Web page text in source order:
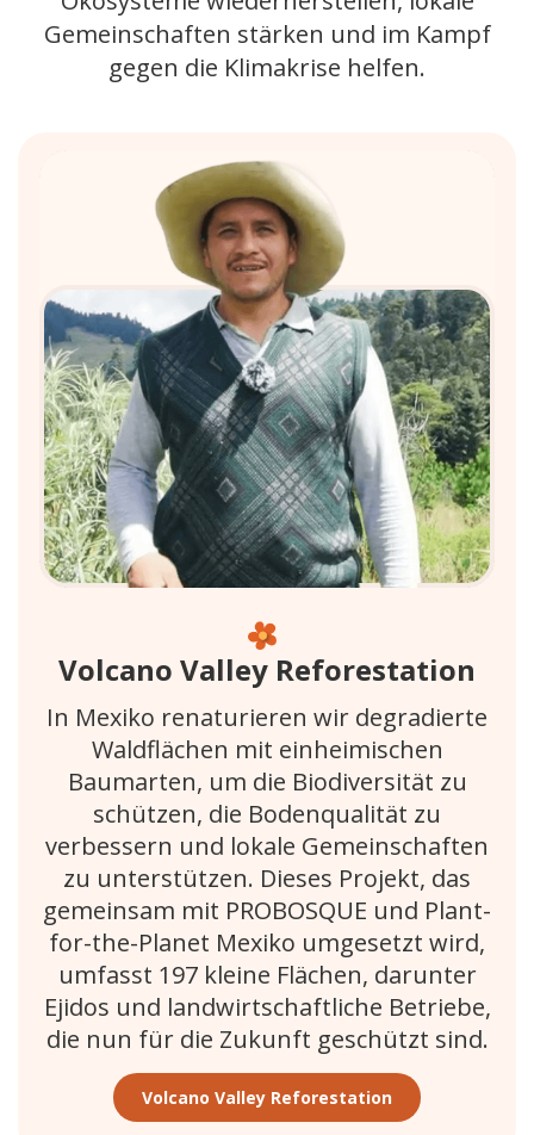
Gemeinschaften stärken und im Kampf
gegen die Klimakrise helfen.
Volcano Valley Reforestation
In Mexiko renaturieren wir degradierte
Waldflächen mit einheimischen
Baumarten, um die Biodiversität zu
schützen, die Bodenqualität zu
verbessern und lokale Gemeinschaften
zu unterstützen. Dieses Projekt, das
gemeinsam mit PROBOSQUE und Plant-
for-the-Planet Mexiko umgesetzt wird,
umfasst 197 kleine Flächen, darunter
Ejidos und landwirtschaftliche Betriebe,
die nun für die Zukunft geschützt sind.
Volcano Valley Reforestation